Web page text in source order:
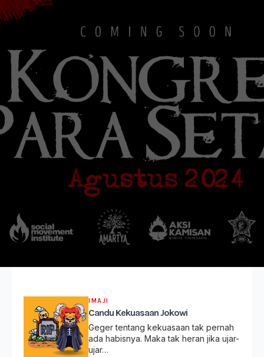
IMAJI
Candu Kekuasaan Jokowi
Geger tentang kekuasaan tak pernah
ada habisnya. Maka tak heran jika ujar-
ujar…